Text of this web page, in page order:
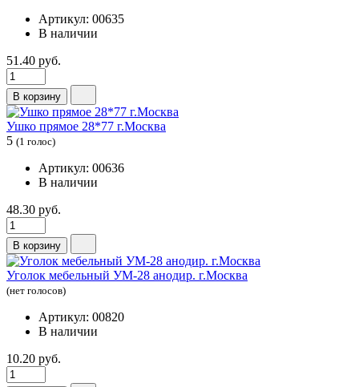
Артикул: 00635
В наличии
51.40 руб.
В корзину
Ушко прямое 28*77 г.Москва
5 (1 голос)
Артикул: 00636
В наличии
48.30 руб.
В корзину
Уголок мебельный УМ-28 анодир. г.Москва
(нет голосов)
Артикул: 00820
В наличии
10.20 руб.